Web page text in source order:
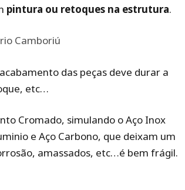
pintura ou retoques na estrutura.
das peças deve durar a
etc…
Cromado, simulando o Aço Inox
e Aço Carbono, que deixam um
amassados, etc…é bem frágil.